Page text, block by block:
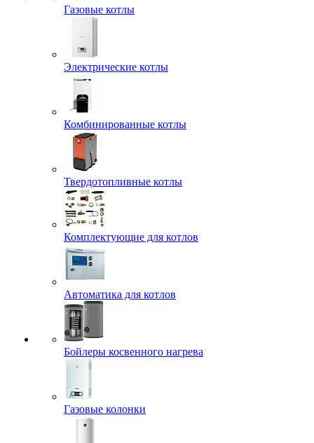
Газовые котлы
Электрические котлы
Комбинированные котлы
Твердотопливные котлы
Комплектующие для котлов
Автоматика для котлов
Бойлеры косвенного нагрева
Газовые колонки